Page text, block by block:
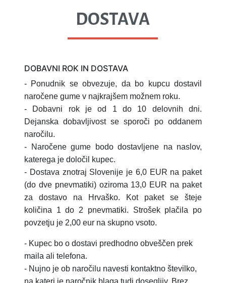
DOSTAVA
DOBAVNI ROK IN DOSTAVA
- Ponudnik se obvezuje, da bo kupcu dostavil
naročene gume v najkrajšem možnem roku.
- Dobavni rok je od 1 do 10 delovnih dni.
Dejanska dobavljivost se sporoči po oddanem
naročilu.
- Naročene gume bodo dostavljene na naslov,
katerega je določil kupec.
- Dostava znotraj Slovenije je 6,0 EUR na paket
(do dve pnevmatiki) oziroma 13,0 EUR na paket
za dostavo na Hrvaško.
Kot paket se šteje
količina 1 do 2 pnevmatiki. Strošek plačila po
povzetju je 2,00 eur na skupno vsoto.
- Kupec bo o dostavi predhodno obveščen prek
maila ali telefona.
- Nujno je ob naročilu navesti kontaktno številko,